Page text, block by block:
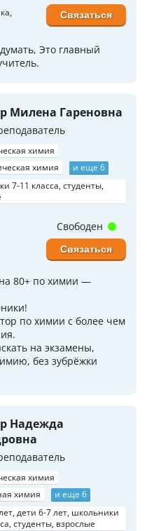
Это главный
Связаться
Милена Гареновна
химия
химия
и еще 6
7-11 класса, студенты,
80+ по химии —
по химии с более чем
на экзамены,
без зубрёжки
Свободен
Связаться
Надежда
химия
химия
и еще 6
дети 6-7 лет, школьники
студенты, взрослые